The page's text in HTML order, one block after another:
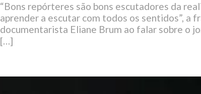
“Bons repórteres são bons escutadores da
aprender a escutar com todos os sentidos”, a
documentarista Eliane Brum ao falar sobre o
[…]